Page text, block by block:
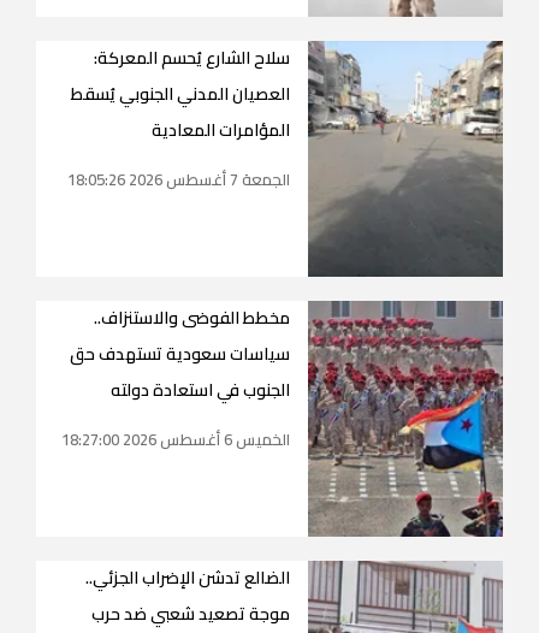
سلاح الشارع يُحسم المعركة:
العصيان المدني الجنوبي يُسقط
المؤامرات المعادية
الجمعة 7 أغسطس 2026 18:05:26
مخطط الفوضى والاستنزاف..
سياسات سعودية تستهدف حق
الجنوب في استعادة دولته
الخميس 6 أغسطس 2026 18:27:00
الضالع تدشن الإضراب الجزئي..
موجة تصعيد شعبي ضد حرب